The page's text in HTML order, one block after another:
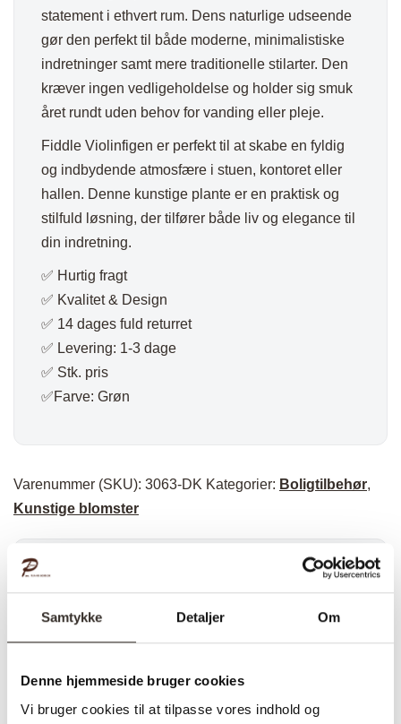
Samtykke Detaljer Om
Denne hjemmeside bruger cookies
Vi bruger cookies til at tilpasse vores indhold og
statement i ethvert rum. Dens naturlige udseende
gør den perfekt til både moderne, minimalistiske
indretninger samt mere traditionelle stilarter. Den
kræver ingen vedligeholdelse og holder sig smuk
året rundt uden behov for vanding eller pleje.
Fiddle Violinfigen er perfekt til at skabe en fyldig
og indbydende atmosfære i stuen, kontoret eller
hallen. Denne kunstige plante er en praktisk og
stilfuld løsning, der tilfører både liv og elegance til
din indretning.
✅ Hurtig fragt
✅ Kvalitet & Design
✅ 14 dages fuld returret
✅ Levering: 1-3 dage
✅ Stk. pris
✅Farve: Grøn
Varenummer (SKU): 3063-DK Kategorier: Boligtilbehør,
Kunstige blomster
Specifikationer:
Model: Fiddle Violinfigen – Grøn
Cement